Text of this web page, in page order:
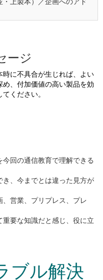
ージ
に不具合が生じれば、よい
、付加価値の高い製品を効
ください。
今回の通信教育で理解できる
き、今までとは違った見方が
、営業、プリプレス、プレ
要な知識だと感じ、役に立
ブル解決